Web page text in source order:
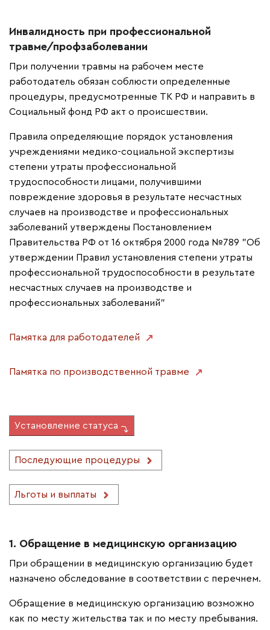
Инвалидность при профессиональной
травме/профзаболевании
При получении травмы на рабочем месте
работодатель обязан соблюсти определенные
процедуры, предусмотренные ТК РФ и направить в
Социальный фонд РФ акт о происшествии.
Правила определяющие порядок установления
учреждениями медико-социальной экспертизы
степени утраты профессиональной
трудоспособности лицами, получившими
повреждение здоровья в результате несчастных
случаев на производстве и профессиональных
заболеваний утверждены Постановлением
Правительства РФ от 16 октября 2000 года №789 "Об
утверждении Правил установления степени утраты
профессиональной трудоспособности в результате
несчастных случаев на производстве и
профессиональных заболеваний"
Памятка для работодателей
Памятка по производственной травме
Установление статуса
Последующие процедуры
Льготы и выплаты
1. Обращение в медицинскую организацию
При обращении в медицинскую организацию будет
назначено обследование в соответствии с перечнем.
Обращение в медицинскую организацию возможно
как по месту жительства так и по месту пребывания.